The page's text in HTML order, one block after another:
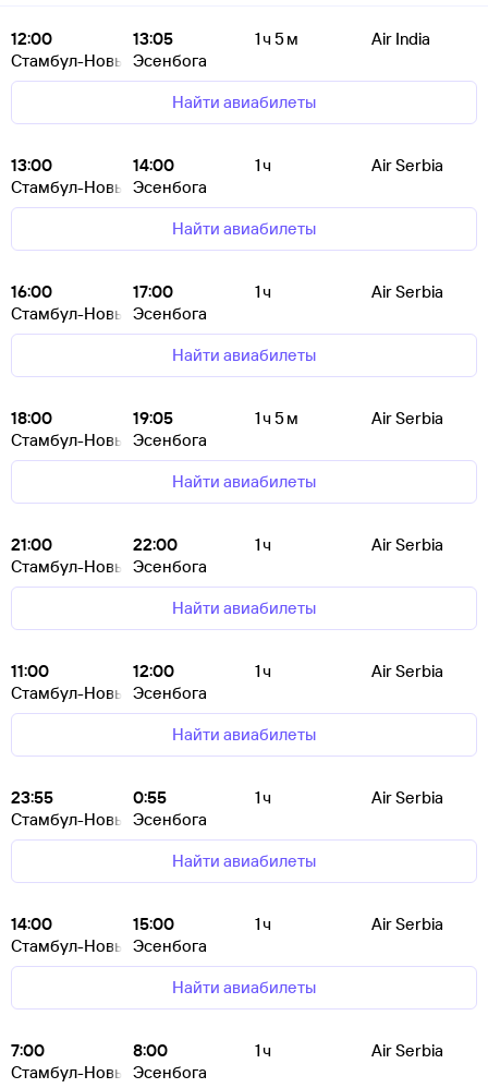
12:00
Стамбул-Новый
13:05
Эсенбога
1 ч 5 м Air India
Найти авиабилеты
13:00
Стамбул-Новый
14:00
Эсенбога
1 ч Air Serbia
Найти авиабилеты
16:00
Стамбул-Новый
17:00
Эсенбога
1 ч Air Serbia
Найти авиабилеты
18:00
Стамбул-Новый
19:05
Эсенбога
1 ч 5 м Air Serbia
Найти авиабилеты
21:00
Стамбул-Новый
22:00
Эсенбога
1 ч Air Serbia
Найти авиабилеты
11:00
Стамбул-Новый
12:00
Эсенбога
1 ч Air Serbia
Найти авиабилеты
23:55
Стамбул-Новый
0:55
Эсенбога
1 ч Air Serbia
Найти авиабилеты
14:00
Стамбул-Новый
15:00
Эсенбога
1 ч Air Serbia
Найти авиабилеты
7:00
Стамбул-Новый
8:00
Эсенбога
1 ч Air Serbia